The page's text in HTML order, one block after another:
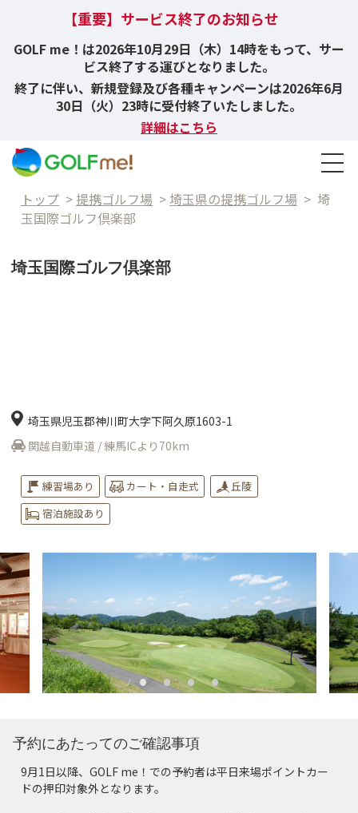
【重要】サービス終了のお知らせ
GOLF me！は2026年10月29日（木）14時をもって、サー
ビス終了する運びとなりました。
終了に伴い、新規登録及び各種キャンペーンは2026年6月
30日（火）23時に受付終了いたしました。
詳細はこちら
トップ > 提携ゴルフ場 > 埼玉県の提携ゴルフ場 > 埼
玉国際ゴルフ倶楽部
埼玉国際ゴルフ倶楽部
埼玉県児玉郡神川町大字下阿久原1603-1
関越自動車道 / 練馬ICより70km
練習場あり カート・自走式
丘陵
宿泊施設あり
予約にあたってのご確認事項
9月1日以降、GOLF me！での予約者は平日来場ポイントカー
ドの押印対象外となります。